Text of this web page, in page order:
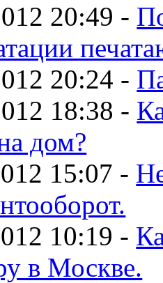
20:49 -
20:24 -
18:38 -
дом?
15:07 -
10:19 -
в Москве.